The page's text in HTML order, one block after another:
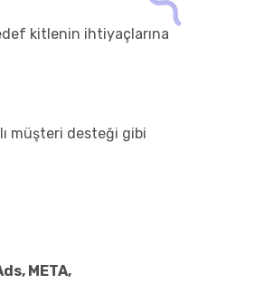
kitlenin ihtiyaçlarına
müşteri desteği gibi
META,